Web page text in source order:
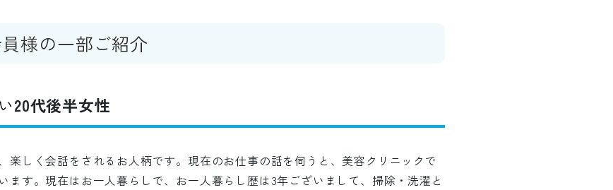
様の一部ご紹介
20代後半女性
楽しく会話をされるお人柄です。現在のお仕事の話を伺うと、美容クリニックで
ます。現在はお一人暮らしで、お一人暮らし歴は3年ございまして、掃除・洗濯と